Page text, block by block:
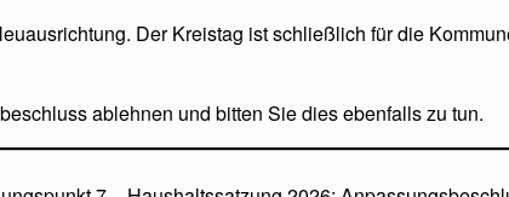
Der Kreistag ist schließlich für die
ablehnen und bitten Sie dies ebenfalls zu tun.